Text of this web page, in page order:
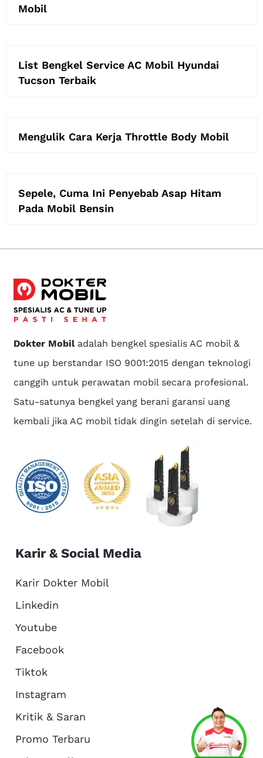
About Us
Mobil
List Bengkel Service AC Mobil Hyundai
Tucson Terbaik
Mengulik Cara Kerja Throttle Body Mobil
Sepele, Cuma Ini Penyebab Asap Hitam
Pada Mobil Bensin
Dokter Mobiladalah bengkel spesialis AC mobil &
tune up berstandar ISO 9001:2015 dengan teknologi
canggih untuk perawatan mobil secara profesional.
Satu-satunya bengkel yang berani garansi uang
kembali jika AC mobil tidak dingin setelah di service.
Karir & Social Media
Karir Dokter Mobil
Linkedin
Youtube
Facebook
Tiktok
Instagram
Kritik & Saran
Promo Terbaru